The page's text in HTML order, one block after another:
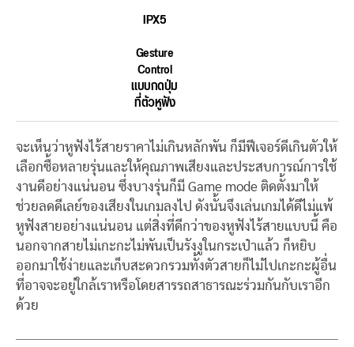
IPX5
Gesture
Control
แบบกดปุ่ม
ที่ตัวหูฟัง
จะเห็นว่าหูฟังไร้สายราคาไม่เกินหลักพัน ก็มีฟีเจอร์ดีเกินตัวให้
เลือกซื้อหลายรุ่นและให้คุณภาพเสียงและประสบการณ์การใช้
งานดีอย่างแน่นอน ซึ่งบางรุ่นก็มี Game mode ติดตั้งมาให้
ช่วยลดดีเลย์ของเสียงในเกมลงไป ดังนั้นจึงเล่นเกมได้ดีไม่แพ้
หูฟังสายอย่างแน่นอน แต่สิ่งที่ดีกว่าของหูฟังไร้สายแบบนี้ คือ
นอกจากสายไม่เกะกะไม่พันเป็นรังงูในกระเป๋าแล้ว ก็หยิบ
ออกมาใช้ง่ายและเก็บสะดวกรวมทั้งตัวสายก็ไม่ไปเกะกะผู้อื่น
ที่อาจจะอยู่ใกล้เราหรือโดยสารรถสาธารณะร่วมกันกับเราอีก
ด้วย